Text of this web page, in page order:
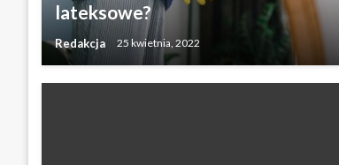
lateksowe?
Redakcja 25 kwietnia, 2022